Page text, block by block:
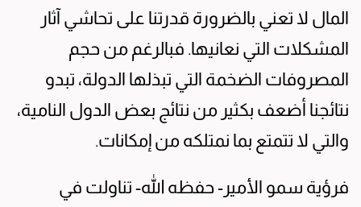
المال لا تعني بالضرورة قدرتنا على تحاشي آثار
المشكلات التي نعانيها. فبالرغم من حجم
المصروفات الضخمة التي تبذلها الدولة، تبدو
نتائجنا أضعف بكثير من نتائج بعض الدول النامية،
والتي لا تتمتع بما نمتلكه من إمكانات.
فرؤية سمو الأمير- حفظه الله- تناولت في